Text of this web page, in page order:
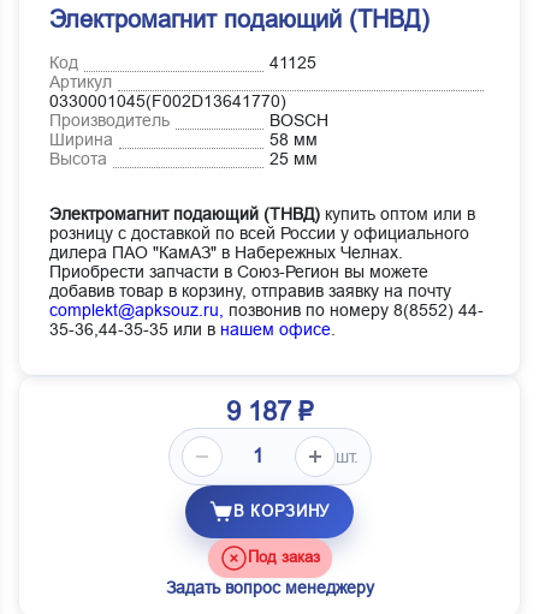
Электромагнит подающий (ТНВД)
Код
41125
Артикул
0330001045(F002D13641770)
Производитель
BOSCH
Ширина
58 мм
Высота
25 мм
Электромагнит подающий (ТНВД) купить оптом или в
розницу с доставкой по всей России у официального
дилера ПАО "КамАЗ" в Набережных Челнах.
Приобрести запчасти в Союз-Регион вы можете
добавив товар в корзину, отправив заявку на почту
complekt@apksouz.ru,
позвонив по номеру 8(8552) 44-
35-36,44-35-35 или в нашем офисе
9 187 ₽
шт.
В КОРЗИНУ
Под заказ
Задать вопрос менеджеру